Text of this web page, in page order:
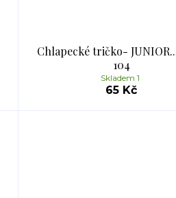
Chlapecké tričko-
104
65 Kč
Skladem 1